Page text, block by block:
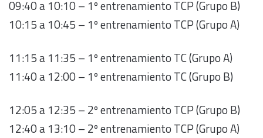
09:40 a 10:10 – 1º entrenamiento TCP (Grupo B)
10:15 a 10:45 – 1º entrenamiento TCP (Grupo A)
11:15 a 11:35 – 1º entrenamiento TC (Grupo A)
11:40 a 12:00 – 1º entrenamiento TC (Grupo B)
12:05 a 12:35 – 2º entrenamiento TCP (Grupo B)
12:40 a 13:10 – 2º entrenamiento TCP (Grupo A)